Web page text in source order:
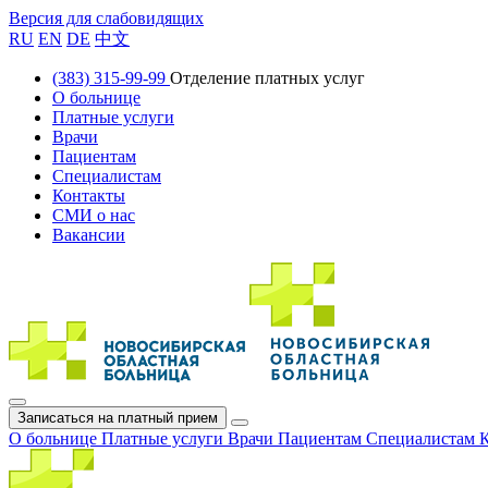
Версия для слабовидящих
RU EN DE 中文
(383) 315-99-99 Отделение платных услуг
О больнице
Платные услуги
Врачи
Пациентам
Специалистам
Контакты
СМИ о нас
Вакансии
Записаться на платный прием
О больнице Платные услуги Врачи Пациентам Специалистам